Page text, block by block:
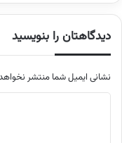
دیدگاهتان را بنویسید
نشانی ایمیل شما منتشر